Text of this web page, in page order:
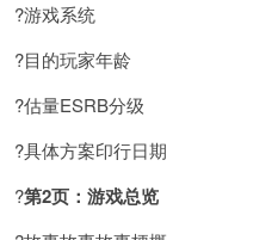
?游戏系统
?目的玩家年龄
?估量ESRB分级
?具体方案印行日期
?第2页：游戏总览